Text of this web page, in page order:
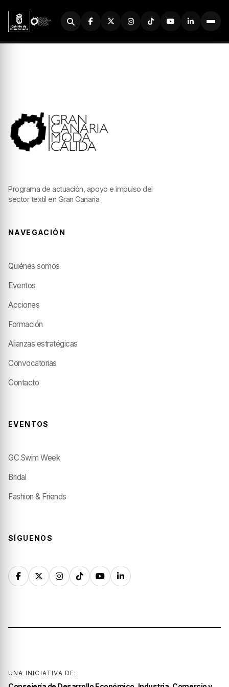
Buscador
Programa de actuación, apoyo e impulso del
sector textil en Gran Canaria.
NAVEGACIÓN
Quiénes somos
Eventos
Acciones
Formación
Alianzas estratégicas
Convocatorias
Contacto
EVENTOS
GC Swim Week
Bridal
Fashion & Friends
SÍGUENOS
UNA INICIATIVA DE: